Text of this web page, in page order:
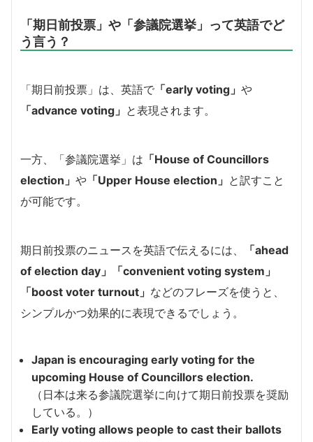
「期日前投票」や「参議院選挙」って英語でど
う言う？
「期日前投票」は、英語で 「early voting」 や
「advance voting」 と表現されます。
一方、「参議院選挙」は 「House of Councillors
election」 や 「Upper House election」 と訳すこと
が可能です。
期日前投票のニュースを英語で伝えるには、
「ahead
of election day」「convenient voting system」
「boost voter turnout」 などのフレーズを使うと、
シンプルかつ効果的に表現できるでしょう。
Japan is encouraging early voting for the
upcoming House of Councillors election.
（日本は来る参議院選挙に向けて期日前投票を奨励
している。）
Early voting allows people to cast their ballots